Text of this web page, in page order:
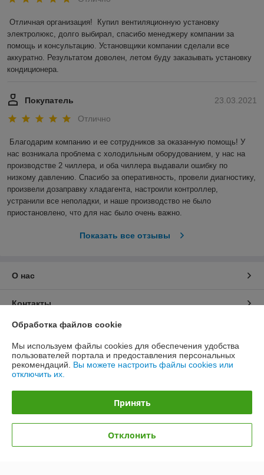
Отличная организация!  Купил вентиляционную установку
электролюкс, долго выбирал, спасибо менеджеру компании за
помощь и консультацию. Установщики компании сделали все
аккуратно. Результатом доволен, летом буду заказывать установку
кондиционера.
23.03.2021
Покупатель
Отлично
Благодарим компанию и ее сотрудников за оказанную помощь! У
нас возникала проблема с холодильным оборудованием, у нас на
производстве 2 чиллера, и оба чиллера выдавали ошибку по
низкому давлению. Спасибо за оперативность, провели диагностику,
произвели дозаправку хладагента, настроили контроллер,
устранили все неполадки, и наше производство не было
приостановлено, что для нас было очень важно.
Показать все отзывы
О нас
Контакты
Доставка и оплата
График работы
Политика обработки cookies
Обработка файлов cookie
Мы используем файлы cookies для обеспечения удобства
пользователей портала и предоставления персональных
рекомендаций. Вы можете настроить файлы cookies или
отключить их.
Принять
Отклонить